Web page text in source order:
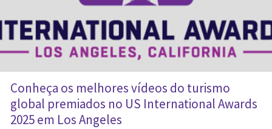
Conheça os melhores vídeos do turismo
global premiados no US International Awards
2025 em Los Angeles